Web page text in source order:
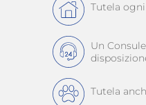
Tutela
Un
Tutela